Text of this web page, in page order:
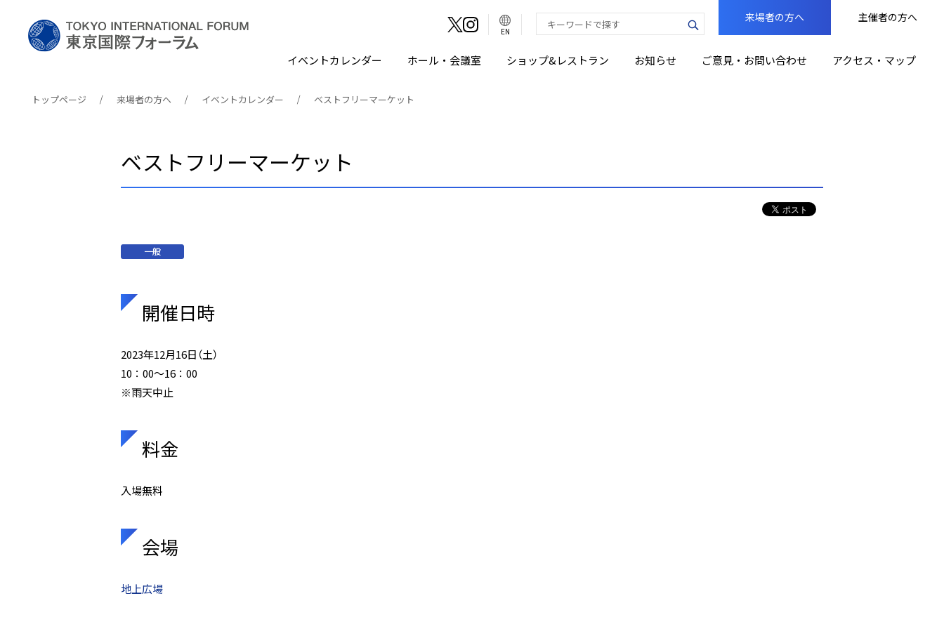
言
語
切
EN 検索キーワード入力
来場者の方へ 主催者の方へ
イベントカレンダー ホール・会議室 ショップ&レストラン お知らせ ご意見・お問い合わせ アクセス・マップ
トップページ 来場者の方へ イベントカレンダー ベストフリーマーケット
ベストフリーマーケット
一般
開催日時
2023年12月16日（土）
10：00～16：00
※雨天中止
料金
入場無料
会場
地上広場